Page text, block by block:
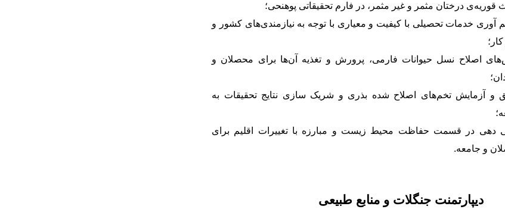
قوریهی درختان مثمر و غیر مثمر، در فارم تحقیقاتی پوهنحی؛
آوری خدمات تحصیلی با کیفیت و معیاری با توجه به نیازمندیهای کشور و
کار؛
های اصلاح نسل حیوانات فارمی، پرورش و تغذیه آنها برای محصلان و
و آزمایش تخمهای اصلاح شده بذری و شریک سازی نتایج تحقیقات به
دهی در قسمت حفاظت محیط زیست و مبارزه با تغییرات اقلیم برای
و جامعه.
دیپارتمنت جنگلات و منابع طبیعی